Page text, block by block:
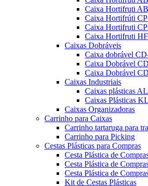
Caixa Hortifruti
Caixa Hortifrúti
Caixa Hortifruti
Caixa Hortifruti
Caixas Dobráveis
Caixa dobrável
Caixa Dobrável
Caixa Dobrável
Caixas Industriais
Caixas plásticas
Caixas Plásticas
Caixas Organizadoras
Carrinho para Caixas
Carrinho tartaruga para
Carrinho para Picking
Cestas Plásticas para Compras
Cesta Plástica de
Cesta Plástica de
Cesta Plástica de
Kit de Cestas Plásticas